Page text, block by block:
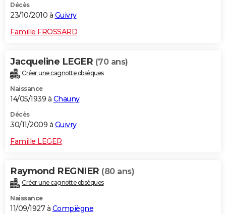
Décès
23/10/2010 à Guivry
Famille FROSSARD
Jacqueline LEGER (70 ans)
Créer une cagnotte obsèques
Naissance
14/05/1939 à Chauny
Décès
30/11/2009 à Guivry
Famille LEGER
Raymond REGNIER (80 ans)
Créer une cagnotte obsèques
Naissance
11/09/1927 à Compiègne